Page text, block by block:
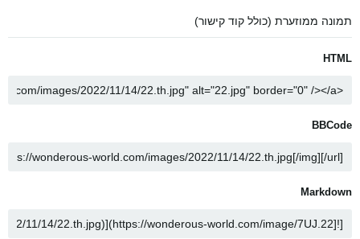
תמונה ממוזערת (כולל קוד קישור)
HTML
BBCode
Markdown